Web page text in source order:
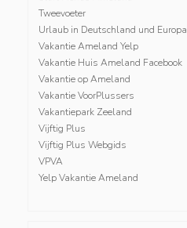
Tweevoeter
Urlaub in Deutschland und Europa
Vakantie Ameland Yelp
Vakantie Huis Ameland Facebook
Vakantie op Ameland
Vakantie VoorPlussers
Vakantiepark Zeeland
Vijftig Plus
Vijftig Plus Webgids
VPVA
Yelp Vakantie Ameland